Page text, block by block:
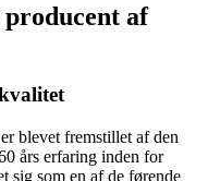
producent af
blevet fremstillet af den
års erfaring inden for
sig som en af de førende